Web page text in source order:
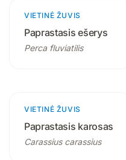
2 produktai
VIETINĖ ŽUVIS
Paprastasis ešerys
Perca fluviatilis
2 produktai
VIETINĖ ŽUVIS
Paprastasis karosas
Carassius carassius